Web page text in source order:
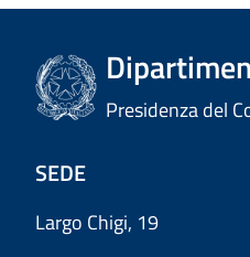
Presidenza del
SEDE
Largo Chigi, 19